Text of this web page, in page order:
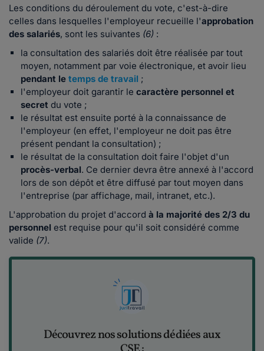
Les conditions du déroulement du vote, c'est-à-dire
celles dans lesquelles l'employeur recueille l'approbation
des salariés, sont les suivantes (6) :
la consultation des salariés doit être réalisée par tout
moyen, notamment par voie électronique, et avoir lieu
pendant le temps de travail ;
l'employeur doit garantir le caractère personnel et
secret du vote ;
le résultat est ensuite porté à la connaissance de
l'employeur (en effet, l'employeur ne doit pas être
présent pendant la consultation) ;
le résultat de la consultation doit faire l'objet d'un
procès-verbal. Ce dernier devra être annexé à l'accord
lors de son dépôt et être diffusé par tout moyen dans
l'entreprise (par affichage, mail, intranet, etc.).
L'approbation du projet d'accord à la majorité des 2/3 du
personnel est requise pour qu'il soit considéré comme
valide (7).
Découvrez nos solutions dédiées aux